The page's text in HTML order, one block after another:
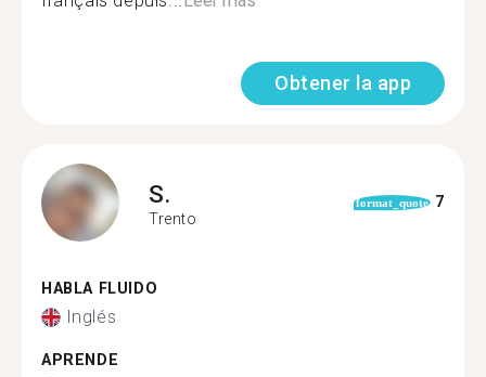
Obtener la app
S.
Trento
format_quote 7
HABLA FLUIDO
Inglés
APRENDE